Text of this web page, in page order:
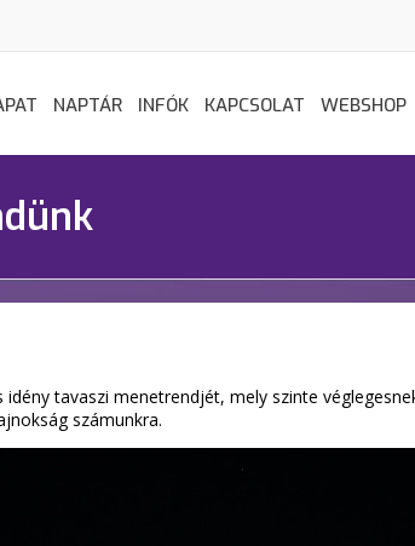
NAPTÁR INFÓK KAPCSOLAT WEBSHOP
tavaszi menetrendjét, mely szinte
számunkra.